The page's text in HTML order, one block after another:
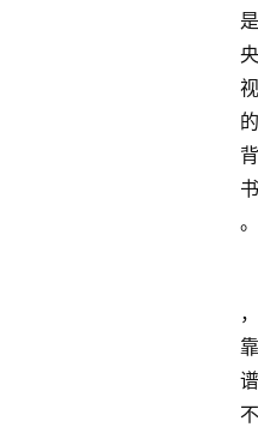
是
央
视
的
背
书
。
，
靠
谱
不